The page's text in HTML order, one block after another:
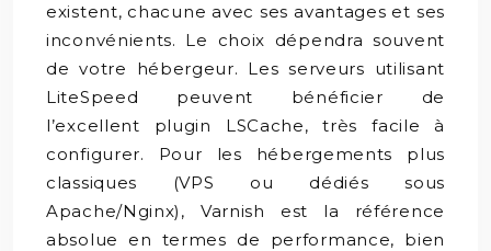
existent, chacune avec ses avantages et ses
inconvénients. Le choix dépendra souvent
de votre hébergeur. Les serveurs utilisant
LiteSpeed peuvent bénéficier de
l’excellent plugin LSCache, très facile à
configurer. Pour les hébergements plus
classiques (VPS ou dédiés sous
Apache/Nginx), Varnish est la référence
absolue en termes de performance, bien